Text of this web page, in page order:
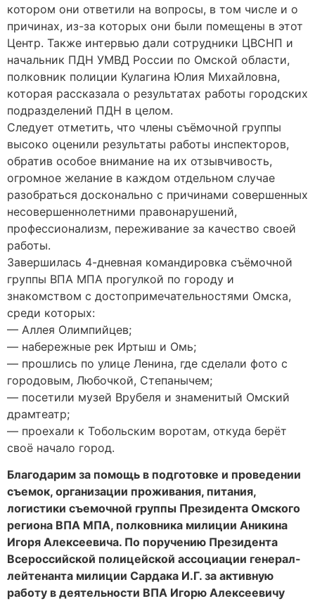
котором они ответили на вопросы, в том числе и о
причинах, из-за которых они были помещены в этот
Центр. Также интервью дали сотрудники ЦВСНП и
начальник ПДН УМВД России по Омской области,
полковник полиции Кулагина Юлия Михайловна,
которая рассказала о результатах работы городских
подразделений ПДН в целом.
Следует отметить, что члены съёмочной группы
высоко оценили результаты работы инспекторов,
обратив особое внимание на их отзывчивость,
огромное желание в каждом отдельном случае
разобраться досконально с причинами совершенных
несовершеннолетними правонарушений,
профессионализм, переживание за качество своей
работы.
Завершилась 4-дневная командировка съёмочной
группы ВПА МПА прогулкой по городу и
знакомством с достопримечательностями Омска,
среди которых:
— Аллея Олимпийцев;
— набережные рек Иртыш и Омь;
— прошлись по улице Ленина, где сделали фото с
городовым, Любочкой, Степанычем;
— посетили музей Врубеля и знаменитый Омский
драмтеатр;
— проехали к Тобольским воротам, откуда берёт
своё начало город.
Благодарим за помощь в подготовке и проведении
съемок, организации проживания, питания,
логистики съемочной группы Президента Омского
региона ВПА МПА, полковника милиции Аникина
Игоря Алексеевича. По поручению Президента
Всероссийской полицейской ассоциации генерал-
лейтенанта милиции Сардака И.Г. за активную
работу в деятельности ВПА Игорю Алексеевичу